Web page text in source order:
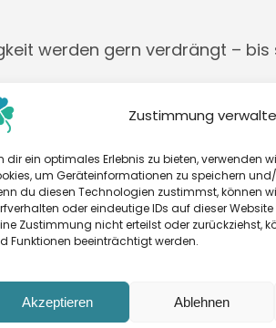
Zustimmung
dir ein optimales Erlebnis zu bieten, verwenden
um Geräteinformationen zu speichern
du diesen Technologien zustimmst, können
oder eindeutige IDs auf dieser
Zustimmung nicht erteilst oder zurückziehst,
Funktionen beeinträchtigt werden.
Akzeptieren Ablehnen
werden gern verdrängt – bis
nicht mehr arbeiten.
vor dem Nichts.
BU)
Lebenssituation anpassen
aus Verantwortung